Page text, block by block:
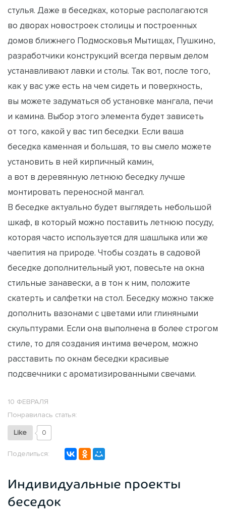
стулья. Даже в беседках, которые располагаются
во дворах новостроек столицы и построенных
домов ближнего Подмосковья Мытищах, Пушкино,
разработчики конструкций всегда первым делом
устанавливают лавки и столы. Так вот, после того,
как у вас уже есть на чем сидеть и поверхность,
вы можете задуматься об установке мангала, печи
и камина. Выбор этого элемента будет зависеть
от того, какой у вас тип беседки. Если ваша
беседка каменная и большая, то вы смело можете
установить в ней кирпичный камин,
а вот в деревянную летнюю беседку лучше
монтировать переносной мангал.
В беседке актуально будет выглядеть небольшой
шкаф, в который можно поставить летнюю посуду,
которая часто используется для шашлыка или же
чаепития на природе. Чтобы создать в садовой
беседке дополнительный уют, повесьте на окна
стильные занавески, а в тон к ним, положите
скатерть и салфетки на стол. Беседку можно также
дополнить вазонами с цветами или глиняными
скульптурами. Если она выполнена в более строгом
стиле, то для создания интима вечером, можно
расставить по окнам беседки красивые
подсвечники с ароматизированными свечами.
10 ФЕВРАЛЯ
Понравилась статья:
Like 0
Поделиться:
Индивидуальные проекты
беседок